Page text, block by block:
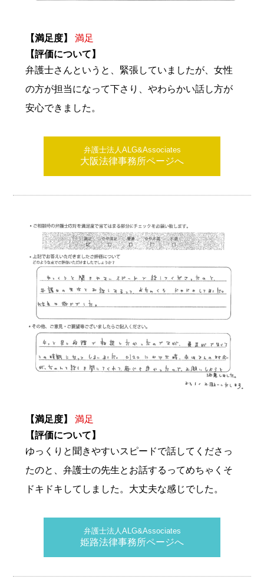
【満足度】
満足
【評価について】
弁護士さんというと、緊張していましたが、女性
の方が担当になって下さり、やわらかい話し方が
安心できました。
弁護士法人ALG&Associates
大阪法律事務所ページへ
【満足度】
満足
【評価について】
ゆっくりと聞きやすいスピードで話してくださっ
たのと、弁護士の先生とお話するってめちゃくそ
ドキドキしてしました。大丈夫な感じでした。
弁護士法人ALG&Associates
姫路法律事務所ページへ